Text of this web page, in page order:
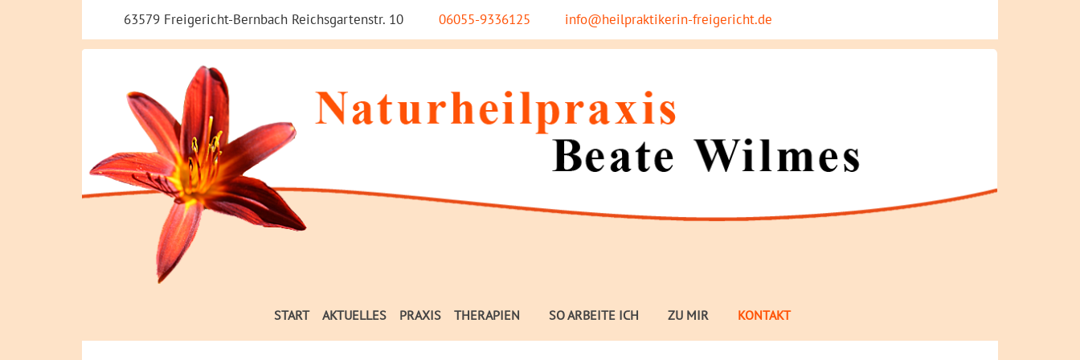
63579 Freigericht-Bernbach Reichsgartenstr. 10 06055-9336125 info@heilpraktikerin-freigericht.de
START AKTUELLES PRAXIS THERAPIEN SO ARBEITE ICH ZU MIR KONTAKT